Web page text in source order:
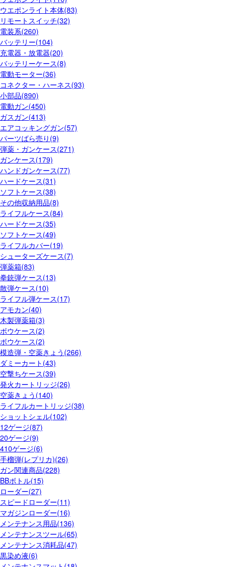
ウエポンライト本体(83)
リモートスイッチ(32)
電装系(260)
バッテリー(104)
充電器・放電器(20)
バッテリーケース(8)
電動モーター(36)
コネクター・ハーネス(93)
小部品(890)
電動ガン(450)
ガスガン(413)
エアコッキングガン(57)
パーツばら売り(9)
弾薬・ガンケース(271)
ガンケース(179)
ハンドガンケース(77)
ハードケース(31)
ソフトケース(38)
その他収納用品(8)
ライフルケース(84)
ハードケース(35)
ソフトケース(49)
ライフルカバー(19)
シューターズケース(7)
弾薬箱(83)
拳銃弾ケース(13)
散弾ケース(10)
ライフル弾ケース(17)
アモカン(40)
木製弾薬箱(3)
ボウケース(2)
ボウケース(2)
模造弾・空薬きょう(266)
ダミーカート(43)
空撃ちケース(39)
発火カートリッジ(26)
空薬きょう(140)
ライフルカートリッジ(38)
ショットシェル(102)
12ゲージ(87)
20ゲージ(9)
410ゲージ(6)
手榴弾(レプリカ)(26)
ガン関連商品(228)
BBボトル(15)
ローダー(27)
スピードローダー(11)
マガジンローダー(16)
メンテナンス用品(136)
メンテナンスツール(65)
メンテナンス消耗品(47)
黒染め液(6)